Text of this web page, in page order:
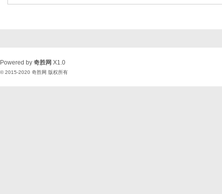
Powered by 奇胜网 X1.0
© 2015-2020 奇胜网 版权所有